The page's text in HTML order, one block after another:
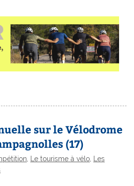
sur le Vélodrome
(17)
, Le tourisme à vélo, Les